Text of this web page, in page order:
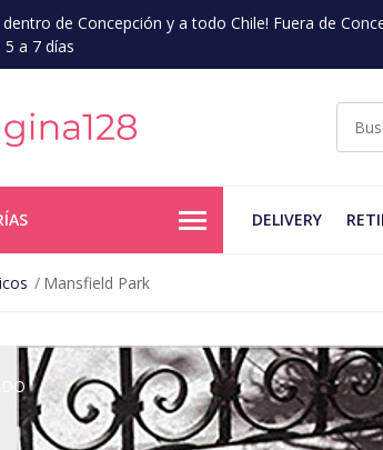
dentro de Concepción y a todo Chile! Fuera de
a 7 días
DELIVERY
Mansfield Park